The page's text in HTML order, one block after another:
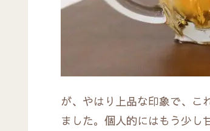
が、やはり上品な印象で、こ
ました。個人的にはもう少し